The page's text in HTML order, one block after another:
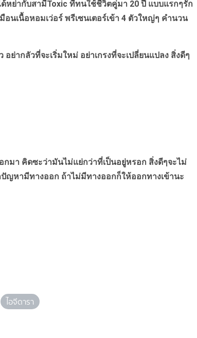
หย่ากับสามีToxicที่ทนใช้ชีวิตคู่มา 20ปี แบบแรกๆรัก
นเนื้อหอมเว่อร์ พรีเซนเตอร์เข้า4 ตัวใหญ่ๆ คำนวน
ากลัวที่จะเริ่มใหม่ อย่าเกรงที่จะเปลี่ยนแปลง สิ่งดีๆ
กมา คิดซะว่ามันไม่แย่กว่าที่เป็นอยู่หรอก สิ่งดีๆจะไม่
ญหามีทางออก ถ้าไม่มีทางออกก็ให้ออกทางเข้านะ
ไอจีดารา